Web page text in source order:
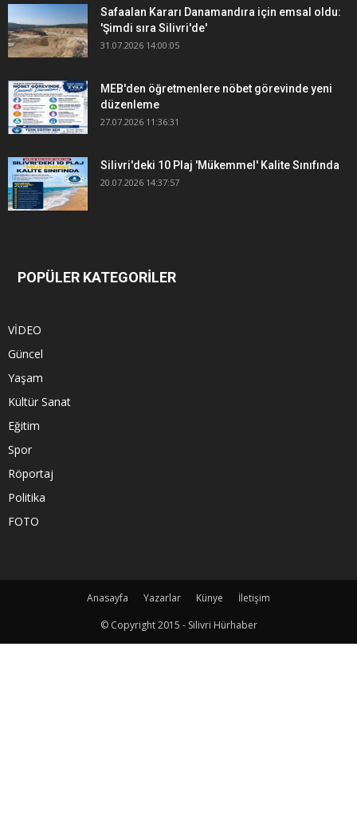
Safaalan Kararı Danamandıra için emsal oldu:
'Şimdi sıra Silivri'de'
31.07.2026 14:00:05
MEB'den öğretmenlere nöbet görevinde yeni
düzenleme
27.07.2026 11:36:31
Silivri'deki 10 Plaj 'Mükemmel' Kalite Sınıfında
20.07.2026 14:37:57
POPÜLER KATEGORİLER
VİDEO
Güncel
Yaşam
Kültür Sanat
Eğitim
Spor
Röportaj
Politika
FOTO
Anasayfa Yazarlar Künye
İletişim
© Copyright 2015 - Silivri Hürhaber